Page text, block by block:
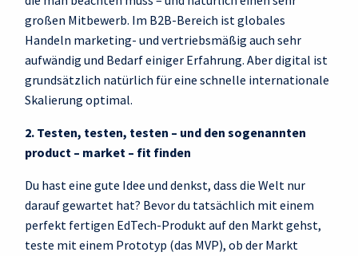
großen Mitbewerb. Im B2B-Bereich ist globales
Handeln marketing- und vertriebsmäßig auch sehr
aufwändig und Bedarf einiger Erfahrung. Aber digital ist
grundsätzlich natürlich für eine schnelle internationale
Skalierung optimal.
2. Testen, testen, testen – und den sogenannten
product – market – fit finden
Du hast eine gute Idee und denkst, dass die Welt nur
darauf gewartet hat? Bevor du tatsächlich mit einem
perfekt fertigen EdTech-Produkt auf den Markt gehst,
teste mit einem Prototyp (das MVP), ob der Markt